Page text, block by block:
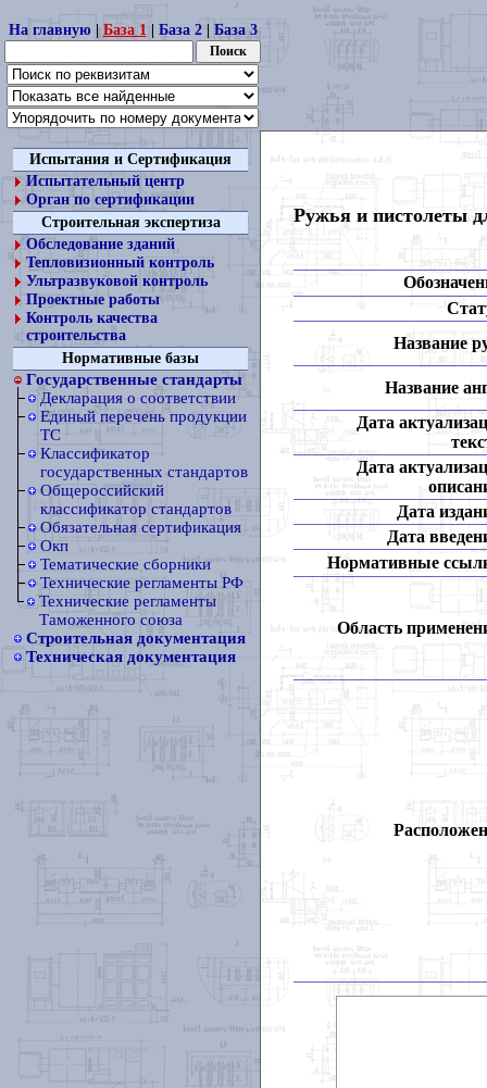
На главную| База 1| База 2| База 3
Испытания и Сертификация
Испытательный центр
Орган по сертификации
Строительная экспертиза
Обследование зданий
Тепловизионный контроль
Ультразвуковой контроль
Проектные работы
Контроль качества
строительства
Нормативные базы
Государственные стандарты
Декларация о соответствии
Единый перечень продукции
ТС
Классификатор
государственных стандартов
Общероссийский
классификатор стандартов
Обязательная сертификация
Окп
Тематические сборники
Технические регламенты РФ
Технические регламенты
Таможенного союза
Строительная документация
Техническая документация
Ружья и пистолеты
Название
Название
Дата
Дата
Дата
Дата
Нормативные
Область